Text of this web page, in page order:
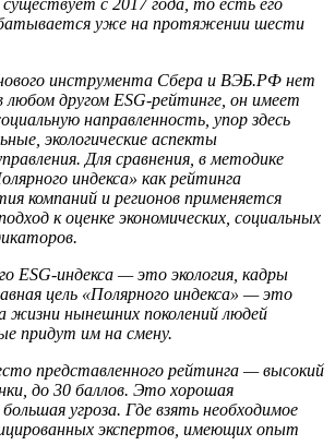
с 2017 года, то есть его
уже на протяжении шести
инструмента Сбера и ВЭБ.РФ нет
любом другом ESG-рейтинге, он имеет
направленность, упор здесь
экологические аспекты
Для сравнения, в методике
индекса» как рейтинга
компаний и регионов применяется
к оценке экономических, социальных
ESG-индекса — это экология, кадры
цель «Полярного индекса» — это
жизни нынешних поколений людей
придут им на смену.
представленного рейтинга — высокий
до 30 баллов. Это хорошая
угроза. Где взять необходимое
экспертов, имеющих опыт